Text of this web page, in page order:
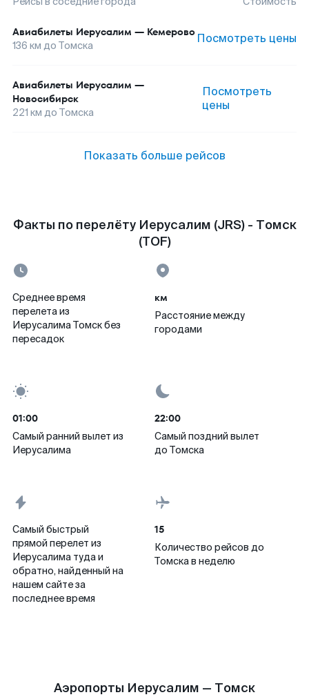
Авиабилеты Иерусалим — Кемерово
136 км до Томска Посмотреть цены
Авиабилеты Иерусалим —
Новосибирск
221 км до Томска
Посмотреть
цены
Показать больше рейсов
Факты по перелёту Иерусалим (JRS) - Томск
(TOF)
Среднее время
перелета из
Иерусалима Томск без
пересадок
км
Расстояние между
городами
01:00
Самый ранний вылет из
Иерусалима
22:00
Самый поздний вылет
до Томска
Самый быстрый
прямой перелет из
Иерусалима туда и
обратно, найденный на
нашем сайте за
последнее время
15
Количество рейсов до
Томска в неделю
Аэропорты Иерусалим — Томск